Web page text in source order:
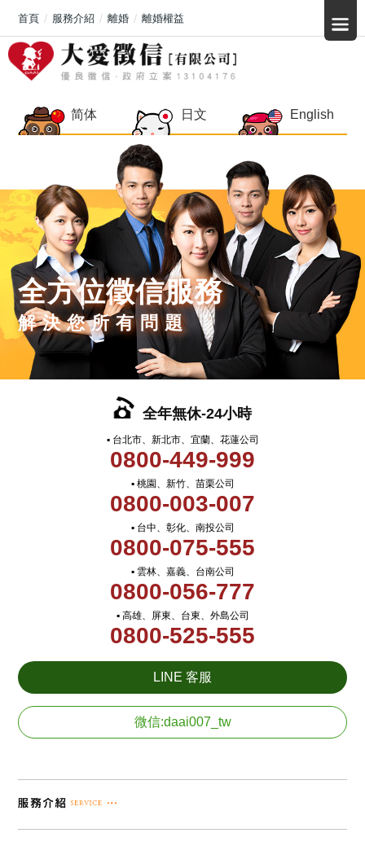
简体 日文 English
全方位徵信服務
解決您所有問題
全年無休-24小時
▪ 台北市、新北市、宜蘭、花蓮公司
0800-449-999
▪ 桃園、新竹、苗栗公司
0800-003-007
▪ 台中、彰化、南投公司
0800-075-555
▪ 雲林、嘉義、台南公司
0800-056-777
▪ 高雄、屏東、台東、外島公司
0800-525-555
LINE 客服
微信:daai007_tw
首頁 服務介紹 離婚 離婚權益